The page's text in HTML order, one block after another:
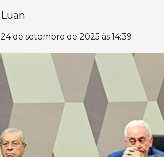
Luan
24 de setembro de 2025 às 14:39